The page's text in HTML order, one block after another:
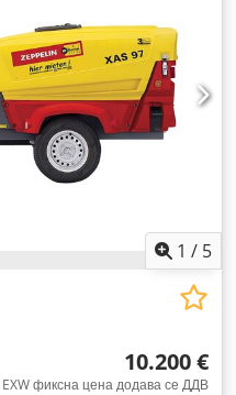
1 / 5
10.200 €
EXW фиксна цена додава се ДДВ